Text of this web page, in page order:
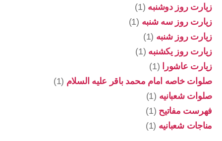
زیارت روز دوشنبه (1)
زیارت روز سه شنبه (1)
زیارت روز شنبه (1)
زیارت روز یکشنبه (1)
زیارت عاشورا
(1)
صلوات خاصه امام محمد باقر علیه السلام (1)
صلوات شعبانیه (1)
فهرست مفاتیح (1)
مناجات شعبانیه (1)